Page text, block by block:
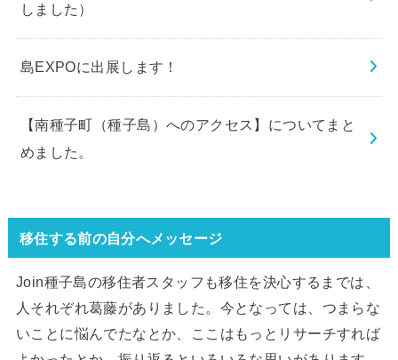
しました）
島EXPOに出展します！
【南種子町（種子島）へのアクセス】についてまと
めました。
移住する前の自分へメッセージ
Join種子島の移住者スタッフも移住を決心するまでは、
人それぞれ葛藤がありました。今となっては、つまらな
いことに悩んでたなとか、ここはもっとリサーチすれば